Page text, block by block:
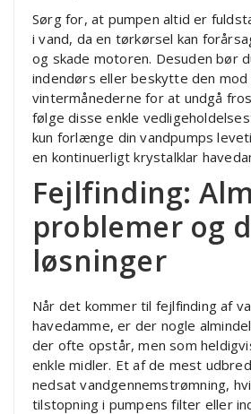
Sørg for, at pumpen altid er
i vand, da en tørkørsel kan
og skade motoren. Desuden bør
indendørs eller beskytte den
vintermånederne for at undgå
følge disse enkle
kun forlænge din vandpumps
en kontinuerligt krystalklar
Fejlfinding:
problemer og
løsninger
Når det kommer til fejlfinding af
havedamme, er der nogle
der ofte opstår, men som
enkle midler. Et af de mest
nedsat vandgennemstrømning,
tilstopning i pumpens filter eller